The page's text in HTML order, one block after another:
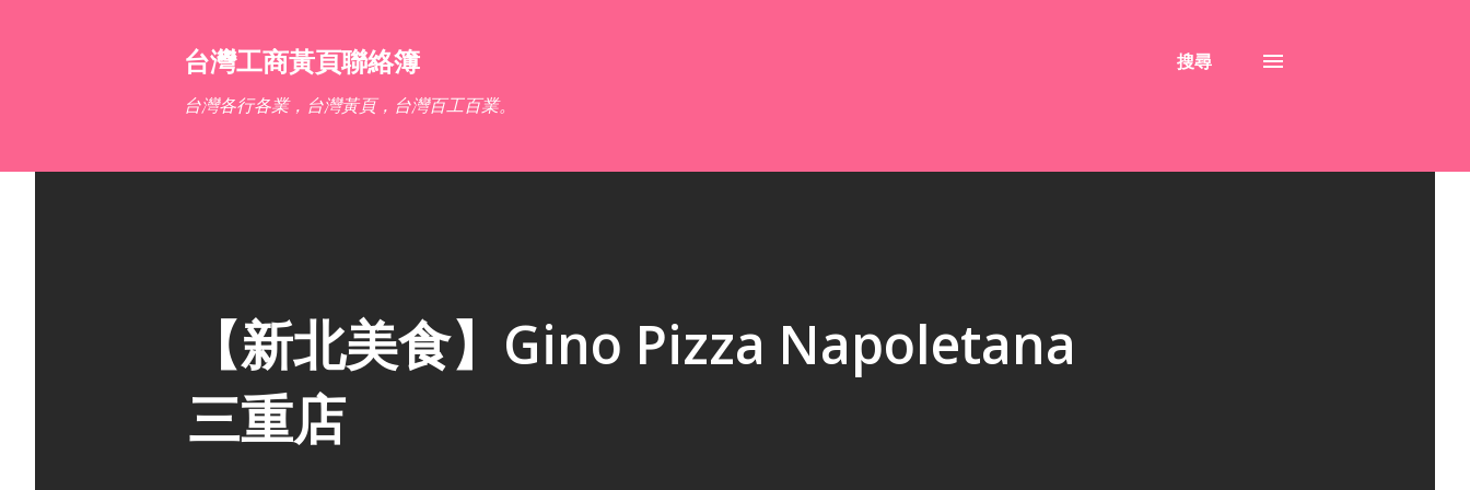
台灣工商黃頁聯絡簿
台灣各行各業，台灣黃頁，台灣百工百業。
搜尋
【新北美食】Gino Pizza Napoletana
三重店